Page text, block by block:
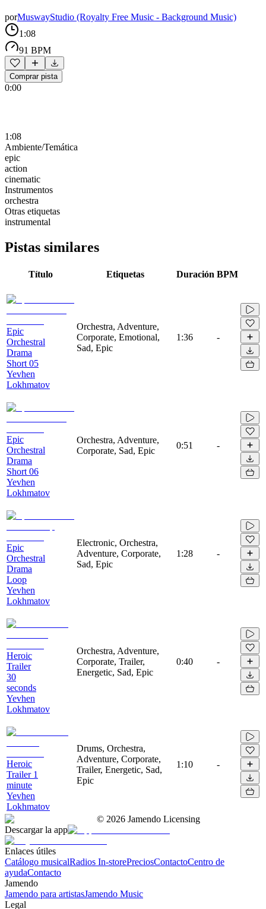
porMuswayStudio (Royalty Free Music - Background Music)
1:08
91 BPM
Comprar pista
0:00
1:08
Ambiente/Temática
epic
action
cinematic
Instrumentos
orchestra
Otras etiquetas
instrumental
Pistas similares
Título Etiquetas Duración BPM
Epic
Orchestral
Drama
Short 05
Yevhen
Lokhmatov
Orchestra, Adventure,
Corporate, Emotional,
Sad, Epic
1:36 -
Epic
Orchestral
Drama
Short 06
Yevhen
Lokhmatov
Orchestra, Adventure,
Corporate, Sad, Epic
0:51 -
Epic
Orchestral
Drama
Loop
Yevhen
Lokhmatov
Electronic, Orchestra,
Adventure, Corporate,
Sad, Epic
1:28 -
Heroic
Trailer
30
seconds
Yevhen
Lokhmatov
Orchestra, Adventure,
Corporate, Trailer,
Energetic, Sad, Epic
0:40 -
Heroic
Trailer 1
minute
Yevhen
Lokhmatov
Drums, Orchestra,
Adventure, Corporate,
Trailer, Energetic, Sad,
Epic
1:10 -
© 2026 Jamendo Licensing
Descargar la app
Enlaces útiles
Catálogo musicalRadios In-storePreciosContactoCentro de
ayudaContacto
Jamendo
Jamendo para artistasJamendo Music
Legal